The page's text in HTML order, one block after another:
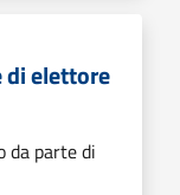
di elettore
da parte di